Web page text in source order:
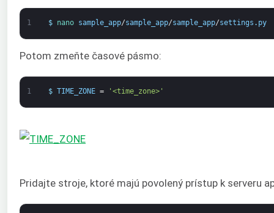
1 $ nano sample_app/sample_app/sample_app/settings . py
Potom zmeňte časové pásmo:
1 $ TIME_ZONE = '<time_zone>'
Pridajte stroje, ktoré majú povolený prístup k serveru